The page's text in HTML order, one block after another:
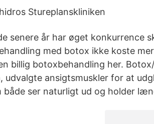
Stureplanskliniken
senere år har øget konkurrence
med botox ikke koste
billig botoxbehandling her.
ansigtsmuskler for at
ser naturligt ud og holder